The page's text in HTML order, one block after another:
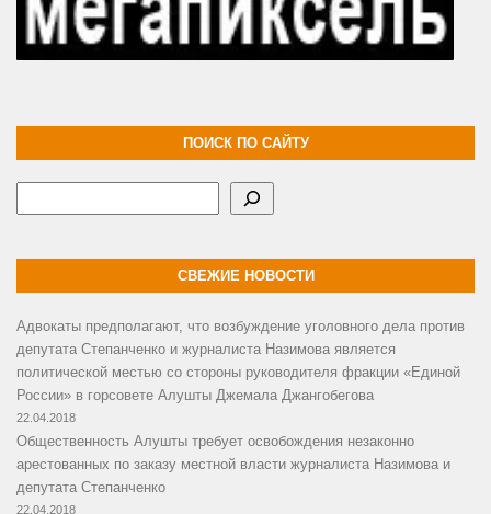
ПОИСК ПО САЙТУ
СВЕЖИЕ НОВОСТИ
Адвокаты предполагают, что возбуждение уголовного дела против
депутата Степанченко и журналиста Назимова является
политической местью со стороны руководителя фракции «Единой
России» в горсовете Алушты Джемала Джангобегова
22.04.2018
Общественность Алушты требует освобождения незаконно
арестованных по заказу местной власти журналиста Назимова и
депутата Степанченко
22.04.2018